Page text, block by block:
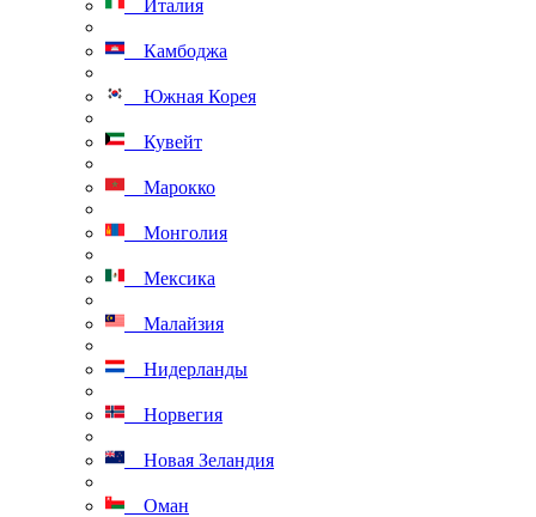
Италия
Камбоджа
Южная Корея
Кувейт
Марокко
Монголия
Мексика
Малайзия
Нидерланды
Норвегия
Новая Зеландия
Оман